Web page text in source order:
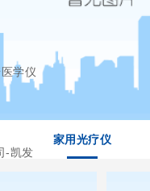
学仪
-凯发
家用光疗仪